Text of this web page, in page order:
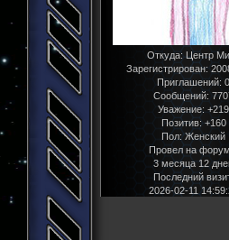
Откуда:Центр
Зарегистрирован:
Приглашений: 0
Сообщений:
Уважение: +219
Позитив: +160
Пол:Женский
Провел на
3 месяца 12
Последний
2026-02-11